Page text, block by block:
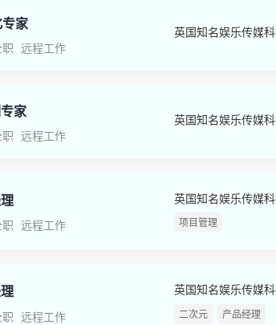
家
远程工作
英国知名娱乐传媒
家
远程工作
英国知名娱乐传媒
远程工作
英国知名娱乐传媒
项目管理
远程工作
英国知名娱乐传媒
二次元 产品经理